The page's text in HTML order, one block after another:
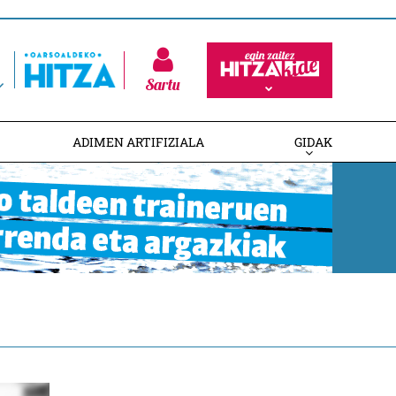
Sartu
ADIMEN ARTIFIZIALA GIDAK